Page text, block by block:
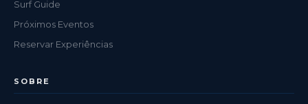
Surf Guide
Próximos Eventos
Reservar Experiências
SOBRE